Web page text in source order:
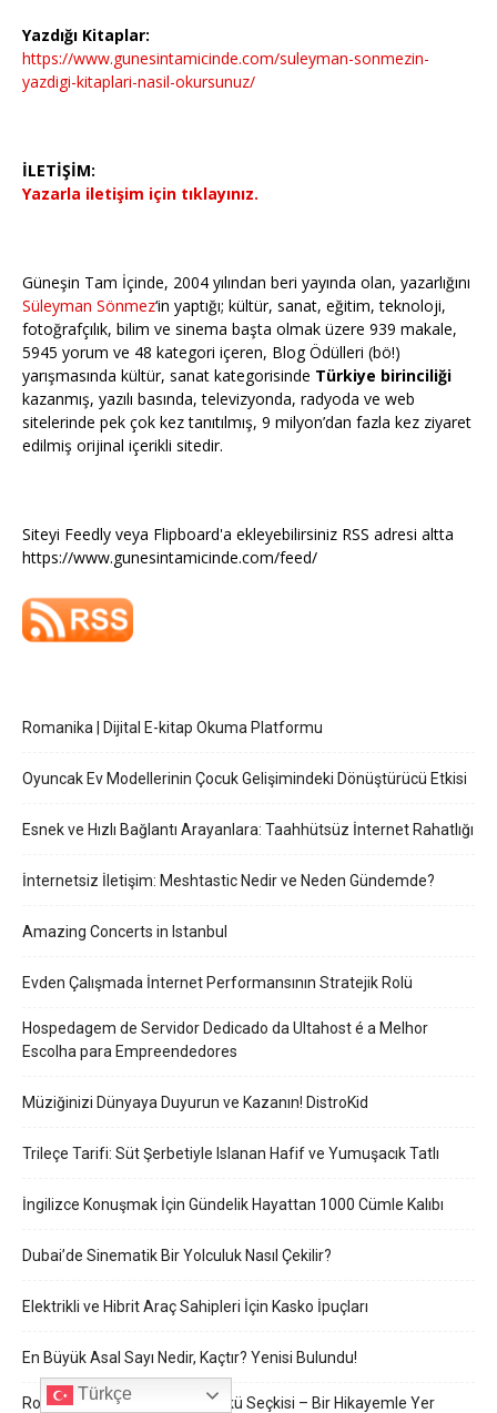
Yazdığı Kitaplar:
https://www.gunesintamicinde.com/suleyman-sonmezin-
yazdigi-kitaplari-nasil-okursunuz/
İLETİŞİM:
Yazarla iletişim için tıklayınız.
Güneşin Tam İçinde, 2004 yılından beri yayında olan, yazarlığını
Süleyman Sönmez‘in yaptığı; kültür, sanat, eğitim, teknoloji,
fotoğrafçılık, bilim ve sinema başta olmak üzere 939 makale,
5945 yorum ve 48 kategori içeren, Blog Ödülleri (bö!)
yarışmasında kültür, sanat kategorisinde Türkiye birinciliği
kazanmış, yazılı basında, televizyonda, radyoda ve web
sitelerinde pek çok kez tanıtılmış, 9 milyon’dan fazla kez ziyaret
edilmiş orijinal içerikli sitedir.
Siteyi Feedly veya Flipboard'a ekleyebilirsiniz RSS adresi altta
https://www.gunesintamicinde.com/feed/
Romanika | Dijital E-kitap Okuma Platformu
Oyuncak Ev Modellerinin Çocuk Gelişimindeki Dönüştürücü Etkisi
Esnek ve Hızlı Bağlantı Arayanlara: Taahhütsüz İnternet Rahatlığı
İnternetsiz İletişim: Meshtastic Nedir ve Neden Gündemde?
Amazing Concerts in Istanbul
Evden Çalışmada İnternet Performansının Stratejik Rolü
Hospedagem de Servidor Dedicado da Ultahost é a Melhor
Escolha para Empreendedores
Müziğinizi Dünyaya Duyurun ve Kazanın! DistroKid
Trileçe Tarifi: Süt Şerbetiyle Islanan Hafif ve Yumuşacık Tatlı
İngilizce Konuşmak İçin Gündelik Hayattan 1000 Cümle Kalıbı
Dubai’de Sinematik Bir Yolculuk Nasıl Çekilir?
Elektrikli ve Hibrit Araç Sahipleri İçin Kasko İpuçları
En Büyük Asal Sayı Nedir, Kaçtır? Yenisi Bulundu!
Roket Dergisi 5 Bilimkurgu Öykü Seçkisi – Bir Hikayemle Yer
Türkçe